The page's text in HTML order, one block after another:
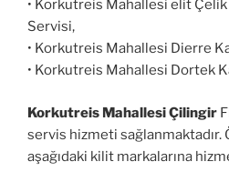
• Korkutreis Mahallesi elit
Servisi,
• Korkutreis Mahallesi Dierre
• Korkutreis Mahallesi Dortek
Korkutreis Mahallesi Çilingir
servis hizmeti sağlanmaktadır.
aşağıdaki kilit markalarına